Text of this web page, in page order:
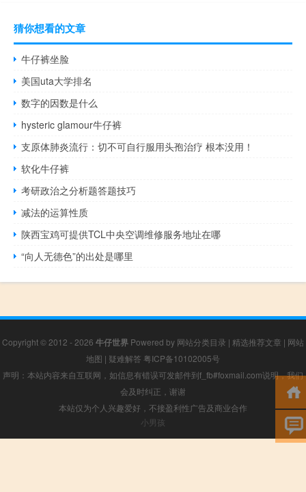
猜你想看的文章
牛仔裤坐脸
美国uta大学排名
数字的因数是什么
hysteric glamour牛仔裤
支原体肺炎流行：切不可自行服用头孢治疗 根本没用！
软化牛仔裤
考研政治之分析题答题技巧
减法的运算性质
陕西宝鸡可提供TCL中央空调维修服务地址在哪
“向人无德色”的出处是哪里
Copyright © 2012 - 2026 牛仔世界 Powered by 网站分类目录 | 精选推荐文章 | 网站
地图 | 疑难解答 粤ICP备10102005号
声明：本站内容来自互联网，如信息有错误可发邮件到f_fb#foxmail.com说明，我们
会及时纠正，谢谢
本站仅为个人兴趣爱好，不接盈利性广告及商业合作
小男孩